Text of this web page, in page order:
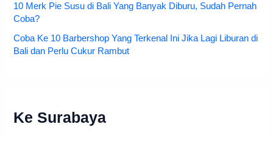
10 Merk Pie Susu di Bali Yang Banyak Diburu, Sudah Pernah
Coba?
Coba Ke 10 Barbershop Yang Terkenal Ini Jika Lagi Liburan di
Bali dan Perlu Cukur Rambut
Ke Surabaya